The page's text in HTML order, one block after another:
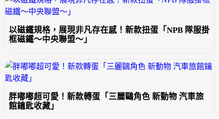
以磁鐵規格，展現非凡存在感！新款扭蛋「NPB 隊服掛
框磁鐵～中央聯盟～」
胖嘟嘟超可愛！新款轉蛋「三麗鷗角色 新動物 汽車旅
館鑰匙收藏」